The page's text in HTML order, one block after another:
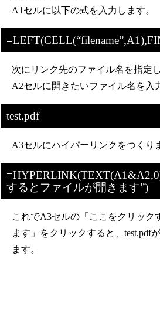
A1セルに以下の式を入力します。
次にリンク先のファイル名を指定し
A2セルに開きたいファイル名を入
test.pdf
A3セルにハイパーリンクをつくり
するとファイルが開きます”)
これでA3セルの「ここをクリック
ます」をクリックすると、test.pdf
ます。